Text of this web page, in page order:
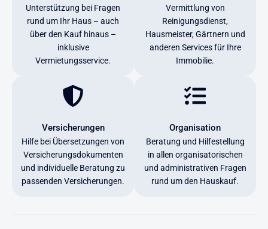
Unterstützung bei Fragen
rund um Ihr Haus – auch
über den Kauf hinaus –
inklusive
Vermietungsservice.
Vermittlung von
Reinigungsdienst,
Hausmeister, Gärtnern und
anderen Services für Ihre
Immobilie.
Versicherungen
Hilfe bei Übersetzungen von
Versicherungsdokumenten
und individuelle Beratung zu
passenden Versicherungen.
Organisation
Beratung und Hilfestellung
in allen organisatorischen
und administrativen Fragen
rund um den Hauskauf.